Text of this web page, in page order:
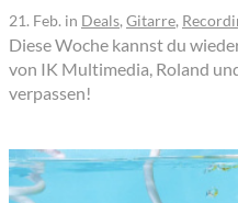
21. Feb. in Deals, Gitarre,
Diese Woche kannst du
von IK Multimedia, Roland
verpassen!